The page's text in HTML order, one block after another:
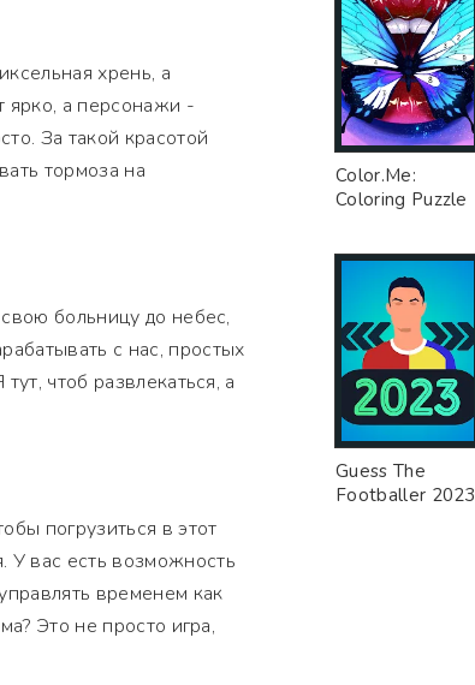
хрень, а
ярко, а персонажи -
За такой красотой
тормоза на
больницу до небес,
с нас, простых
чтоб развлекаться, а
погрузиться в этот
У вас есть возможность
временем как
Это не просто игра,
Color.Me:
Coloring Puzzle
Guess The
Footballer 2023